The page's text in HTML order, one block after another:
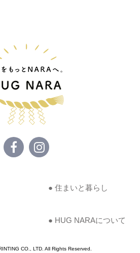
● 住まいと暮らし
● HUG NARAについて
CO., LTD. All Rights Reserved.